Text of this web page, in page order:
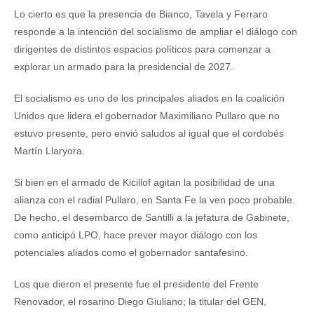
Lo cierto es que la presencia de Bianco, Tavela y Ferraro
responde a la intención del socialismo de ampliar el diálogo con
dirigentes de distintos espacios políticos para comenzar a
explorar un armado para la presidencial de 2027.
El socialismo es uno de los principales aliados en la coalición
Unidos que lidera el gobernador Maximiliano Pullaro que no
estuvo presente, pero envió saludos al igual que el cordobés
Martín Llaryora.
Si bien en el armado de Kicillof agitan la posibilidad de una
alianza con el radial Pullaro, en Santa Fe la ven poco probable.
De hecho, el desembarco de Santilli a la jefatura de Gabinete,
como anticipó LPO, hace prever mayor diálogo con los
potenciales aliados como el gobernador santafesino.
Los que dieron el presente fue el presidente del Frente
Renovador, el rosarino Diego Giuliano; la titular del GEN,